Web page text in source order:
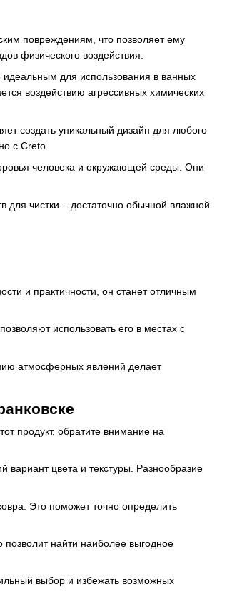
повреждениям, что позволяет ему
физического воздействия.
идеальным для использования в ванных
воздействию агрессивных химических
создать уникальный дизайн для любого
с Creto.
человека и окружающей среды. Они
для чистки – достаточно обычной влажной
и практичности, он станет отличным
использовать его в местах с
атмосферных явлений делает
продукт, обратите внимание на
вариант цвета и текстуры. Разнообразие
Это поможет точно определить
найти наиболее выгодное
выбор и избежать возможных